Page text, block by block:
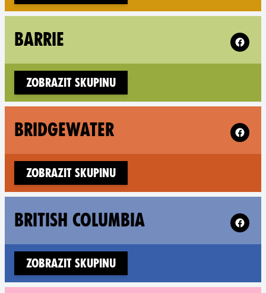
BARRIE Follow
Zobrazit skupinu
BRIDGEWATER Follow
Zobrazit skupinu
BRITISH COLUMBIA Follow
Zobrazit skupinu